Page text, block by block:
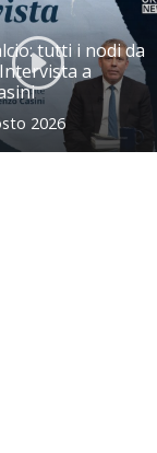
tutti i nodi da
a
2026